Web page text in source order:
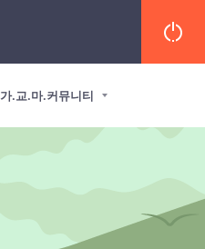
가.교.마.커뮤니티